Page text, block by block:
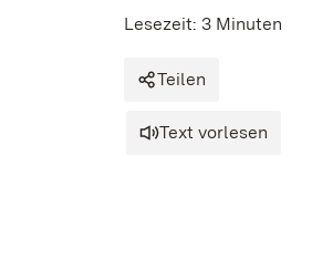
Lesezeit: 3 Minuten
Teilen
Text vorlesen